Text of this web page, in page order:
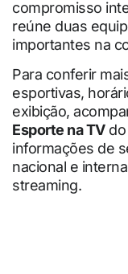
compromisso
reúne duas
importantes na
Para conferir
esportivas,
exibição,
Esporte na TVdo
informações de
nacional e
streaming.